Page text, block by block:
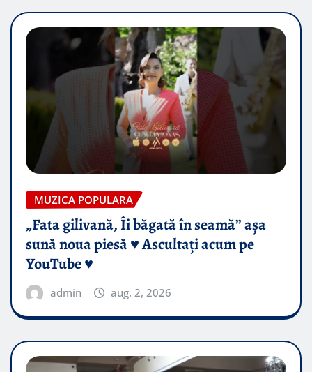
MUZICA POPULARA
„Fata gilivană, Îi băgată în seamă” așa
sună noua piesă ♥️ Ascultați acum pe
YouTube ♥️
admin aug. 2, 2026